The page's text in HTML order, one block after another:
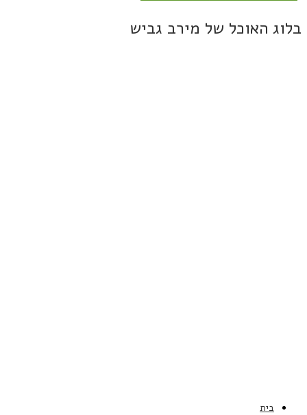
בלוג האוכל של מירב גביש
בית